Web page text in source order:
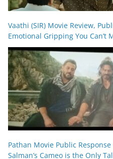
Vaathi (SIR) Movie Review,
Emotional Gripping You Can’t
Pathan Movie Public Response
Salman’s Cameo is the Only